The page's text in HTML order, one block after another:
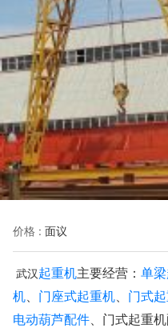
价格 : 面议
武汉起重机主要经营： 单
机
门座式起重机 门式
电动葫芦配件 、门式起重